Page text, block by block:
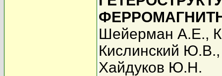
Шейерман А.Е.,
Кислинский Ю.В.
Хайдуков Ю.Н.